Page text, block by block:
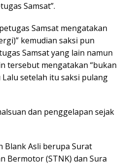
Samsat”.
Samsat mengatakan
kemudian saksi pun
Samsat yang lain namun
tersebut mengatakan “bukan
setelah itu saksi pulang
dan penggelapan sejak
Blank Asli berupa Surat
Bermotor (STNK) dan Sura